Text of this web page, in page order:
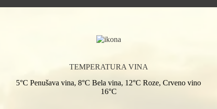
TEMPERATURA VINA
5°C Penušava vina, 8°C Bela vina, 12°C Roze, Crveno vino
16°C